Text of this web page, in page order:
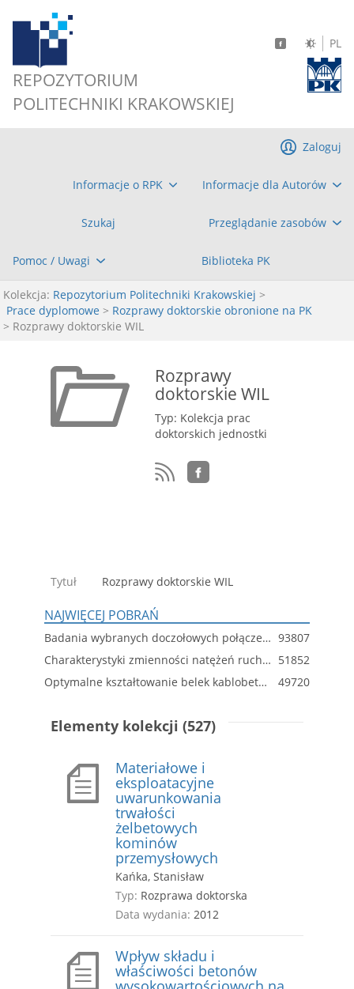
REPOZYTORIUM
POLITECHNIKI KRAKOWSKIEJ
PL
Informacje o RPK Informacje dla Autorów
Szukaj Przeglądanie zasobów
Pomoc / Uwagi Biblioteka PK
Zaloguj
Kolekcja: Repozytorium Politechniki Krakowskiej >
Prace dyplomowe > Rozprawy doktorskie obronione na PK
> Rozprawy doktorskie WIL
Rozprawy
doktorskie WIL
Typ: Kolekcja prac
doktorskich jednostki
Tytuł Rozprawy doktorskie WIL
NAJWIĘCEJ POBRAŃ
Badania wybranych doczołowych połączeń śrubowych z imperfekcjami 93807
Charakterystyki zmienności natężeń ruchu i ich wpływ na eksploatację wybranych obiektów drogowych 51852
Optymalne kształtowanie belek kablobetonowych
49720
Elementy kolekcji (527)
Materiałowe i
eksploatacyjne
uwarunkowania
trwałości
żelbetowych
kominów
przemysłowych
Kańka, Stanisław
Typ: Rozprawa doktorska
Data wydania: 2012
Wpływ składu i
właściwości betonów